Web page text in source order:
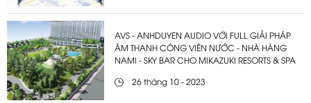
AVS - ANHDUYEN AUDIO VỚI FULL GIẢI PHÁP
ÂM THANH CÔNG VIÊN NƯỚC - NHÀ HÀNG
NAMI - SKY BAR CHO MIKAZUKI RESORTS & SPA
26 tháng 10 - 2023